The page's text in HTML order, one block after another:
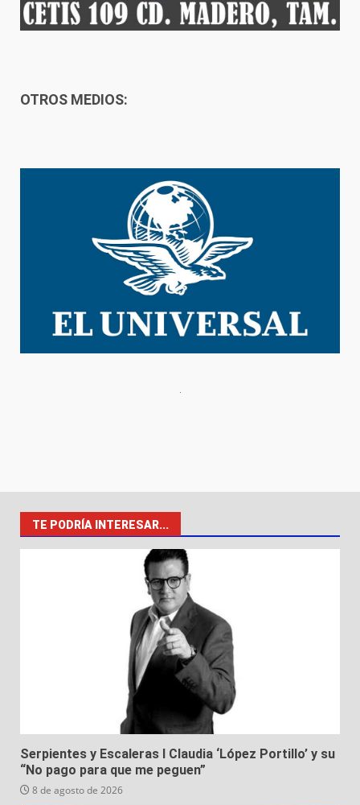
OTROS MEDIOS:
TE PODRÍA INTERESAR...
Serpientes y Escaleras I Claudia ‘López Portillo’ y su
“No pago para que me peguen”
8 de agosto de 2026